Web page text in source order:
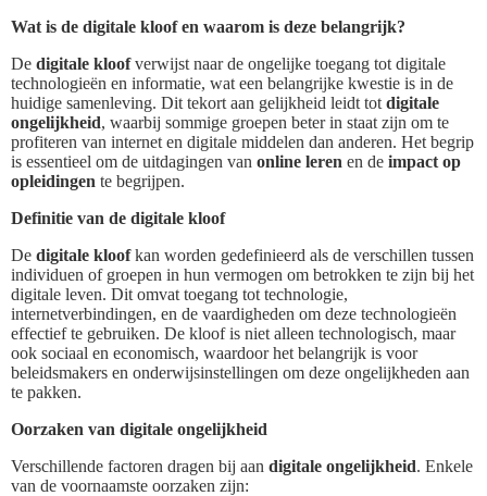
Wat is de digitale kloof en waarom is deze belangrijk?
De digitale kloofverwijst naar de ongelijke toegang tot digitale
technologieën en informatie, wat een belangrijke kwestie is in de
huidige samenleving. Dit tekort aan gelijkheid leidt tot digitale
ongelijkheid, waarbij sommige groepen beter in staat zijn om te
profiteren van internet en digitale middelen dan anderen. Het begrip
is essentieel om de uitdagingen van online leren en de impact op
opleidingen te begrijpen.
Definitie van de digitale kloof
De digitale kloofkan worden gedefinieerd als de verschillen tussen
individuen of groepen in hun vermogen om betrokken te zijn bij het
digitale leven. Dit omvat toegang tot technologie,
internetverbindingen, en de vaardigheden om deze technologieën
effectief te gebruiken. De kloof is niet alleen technologisch, maar
ook sociaal en economisch, waardoor het belangrijk is voor
beleidsmakers en onderwijsinstellingen om deze ongelijkheden aan
te pakken.
Oorzaken van digitale ongelijkheid
Verschillende factoren dragen bij aan digitale ongelijkheid. Enkele
van de voornaamste oorzaken zijn: